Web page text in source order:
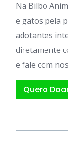
Na Bilbo
e gatos pela
adotantes
diretamente
e fale com
Quero